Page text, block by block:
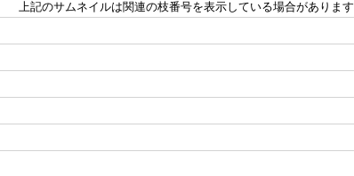
上記のサムネイルは関連の枝番号を表示している場合があります